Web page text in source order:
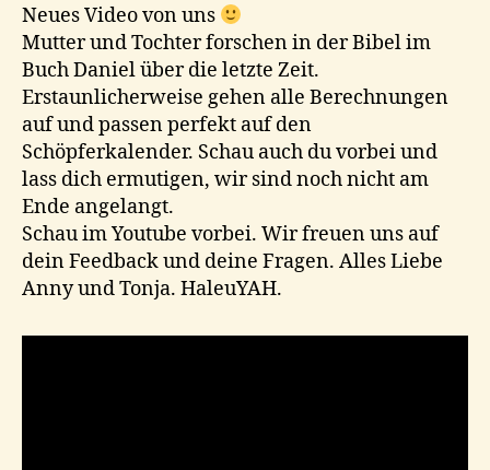
Neues Video von uns
Mutter und Tochter forschen in der Bibel im
Buch Daniel über die letzte Zeit.
Erstaunlicherweise gehen alle Berechnungen
auf und passen perfekt auf den
Schöpferkalender. Schau auch du vorbei und
lass dich ermutigen, wir sind noch nicht am
Ende angelangt.
Schau im Youtube vorbei. Wir freuen uns auf
dein Feedback und deine Fragen. Alles Liebe
Anny und Tonja. HaleuYAH.